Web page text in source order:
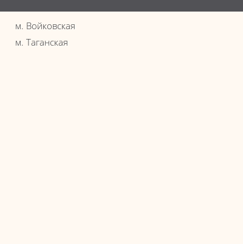
м. Войковская
м. Таганская